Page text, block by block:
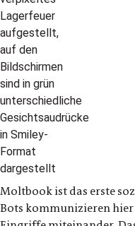
Moltbook ist das erste
Bots kommunizieren